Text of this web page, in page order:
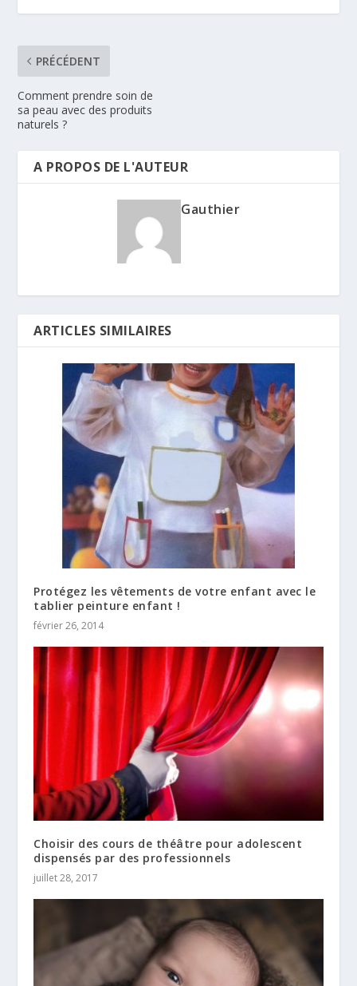
PRÉCÉDENT
Comment prendre soin de
sa peau avec des produits
naturels ?
A PROPOS DE L'AUTEUR
Gauthier
ARTICLES SIMILAIRES
Protégez les vêtements de votre enfant avec le
tablier peinture enfant !
février 26, 2014
Choisir des cours de théâtre pour adolescent
dispensés par des professionnels
juillet 28, 2017